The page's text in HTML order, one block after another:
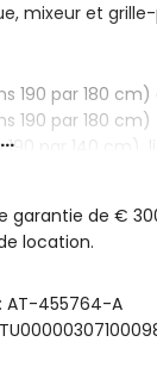
mixeur et
190 par 180
190 par 180 cm)
par 140 cm),
et toilette
de €
location.
AT-455764-A